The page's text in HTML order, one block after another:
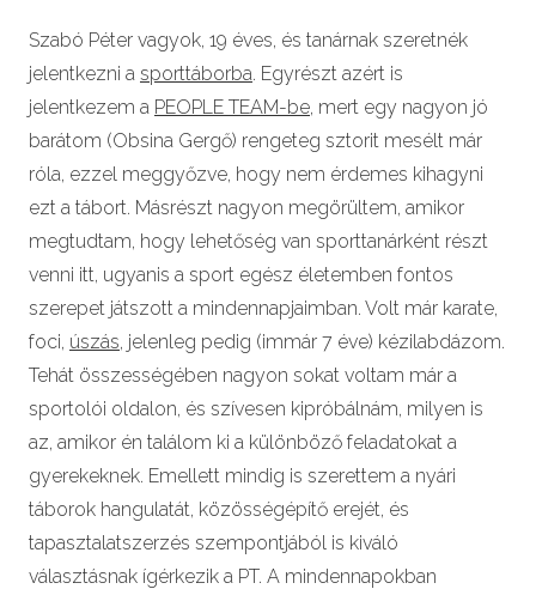
Szabó Péter vagyok, 19 éves, és tanárnak szeretnék
jelentkezni a sporttáborba. Egyrészt azért is
jelentkezem a PEOPLE TEAM-be, mert egy nagyon jó
barátom (Obsina Gergő) rengeteg sztorit mesélt már
róla, ezzel meggyőzve, hogy nem érdemes kihagyni
ezt a tábort. Másrészt nagyon megörültem, amikor
megtudtam, hogy lehetőség van sporttanárként részt
venni itt, ugyanis a sport egész életemben fontos
szerepet játszott a mindennapjaimban. Volt már karate,
foci, úszás, jelenleg pedig (immár 7 éve) kézilabdázom.
Tehát összességében nagyon sokat voltam már a
sportolói oldalon, és szívesen kipróbálnám, milyen is
az, amikor én találom ki a különböző feladatokat a
gyerekeknek. Emellett mindig is szerettem a nyári
táborok hangulatát, közösségépítő erejét, és
tapasztalatszerzés szempontjából is kiváló
választásnak ígérkezik a PT. A mindennapokban